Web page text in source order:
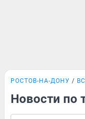
РОСТОВ-НА-ДОНУ
Новости по